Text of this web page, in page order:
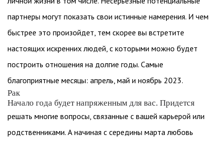
партнеры могут показать свои истинные намерения. И чем
быстрее это произойдет, тем скорее вы встретите
настоящих искренних людей, с которыми можно будет
построить отношения на долгие годы. Самые
благоприятные месяцы: апрель, май и ноябрь 2023.
Рак
Начало года будет напряженным для вас. Придется
решать многие вопросы, связанные с вашей карьерой или
родственниками. А начиная с середины марта любовь